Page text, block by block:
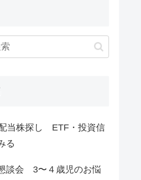
当株探し ETF・投資信
る
談会 3〜４歳児のお悩